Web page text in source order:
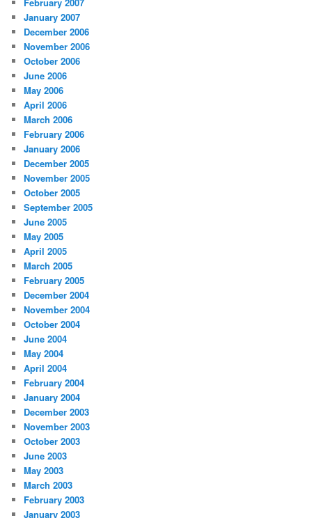
January 2007
December 2006
November 2006
October 2006
June 2006
May 2006
April 2006
March 2006
February 2006
January 2006
December 2005
November 2005
October 2005
September 2005
June 2005
May 2005
April 2005
March 2005
February 2005
December 2004
November 2004
October 2004
June 2004
May 2004
April 2004
February 2004
January 2004
December 2003
November 2003
October 2003
June 2003
May 2003
March 2003
February 2003
January 2003